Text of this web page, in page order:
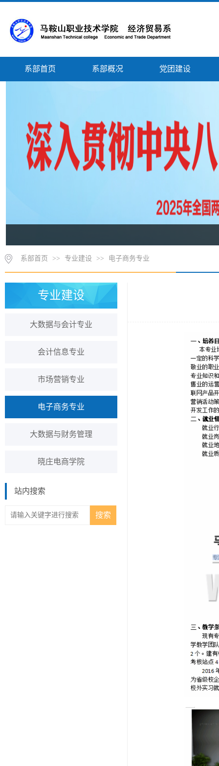
系部首页 系部概况 党团建设
系部首页 >> 专业建设 >> 电子商务专业
专业建设
大数据与会计专业
会计信息专业
市场营销专业
电子商务专业
大数据与财务管理
晓庄电商学院
站内搜索